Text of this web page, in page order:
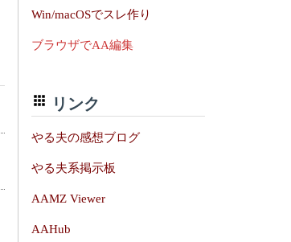
Win/macOSでスレ作り
ブラウザでAA編集
リンク
やる夫の感想ブログ
やる夫系掲示板
AAMZ Viewer
AAHub